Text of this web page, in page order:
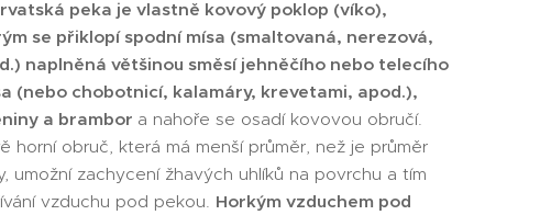
peka je vlastně kovový poklop (víko),
se přiklopí spodní mísa (smaltovaná, nerezová,
naplněná většinou směsí jehněčího nebo telecího
(nebo chobotnicí, kalamáry, krevetami, apod.),
a brambor a nahoře se osadí kovovou obručí.
horní obruč, která má menší průměr, než je průměr
umožní zachycení žhavých uhlíků na povrchu a tím
vzduchu pod pekou. Horkým vzduchem pod